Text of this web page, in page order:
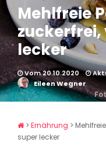
Mehlfreie
zuckerfrei,
lecker
Vom 20.10.2020
Eileen Wegner
> Ernährung >
super lecker